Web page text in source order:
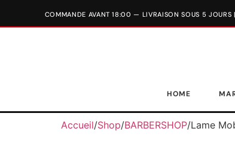
HOME
Accueil/Shop/BARBERSHOP/Lame